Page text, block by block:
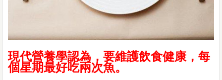
現代營養學認為，要維護飲食健康，每
個星期最好吃兩次魚。